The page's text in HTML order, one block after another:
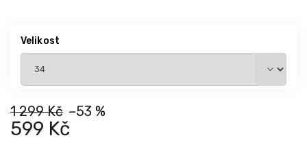
1 299 Kč –53 %
599 Kč
Velikost